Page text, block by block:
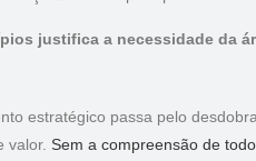
justifica a necessidade da
estratégico passa pelo
valor. Sem a compreensão de